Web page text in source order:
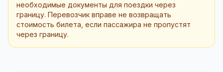
необходимые документы для поездки через
границу. Перевозчик вправе не возвращать
стоимость билета, если пассажира не пропустят
через границу.